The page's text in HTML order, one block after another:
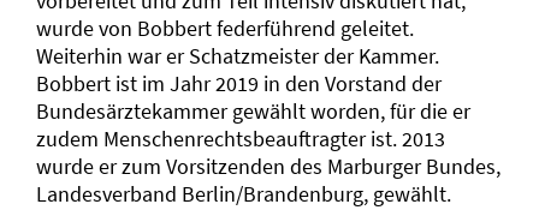
wurde von Bobbert federführend geleitet.
Weiterhin war er Schatzmeister der Kammer.
Bobbert ist im Jahr 2019 in den Vorstand der
Bundesärztekammer gewählt worden, für die er
zudem Menschenrechtsbeauftragter ist. 2013
wurde er zum Vorsitzenden des Marburger Bundes,
Landesverband Berlin/Brandenburg, gewählt.